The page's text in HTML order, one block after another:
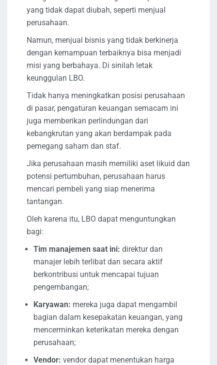
yang tidak dapat diubah, seperti menjual
perusahaan.
Namun, menjual bisnis yang tidak berkinerja
dengan kemampuan terbaiknya bisa menjadi
misi yang berbahaya. Di sinilah letak
keunggulan LBO.
Tidak hanya meningkatkan posisi perusahaan
di pasar, pengaturan keuangan semacam ini
juga memberikan perlindungan dari
kebangkrutan yang akan berdampak pada
pemegang saham dan staf.
Jika perusahaan masih memiliki aset likuid dan
potensi pertumbuhan, perusahaan harus
mencari pembeli yang siap menerima
tantangan.
Oleh karena itu, LBO dapat menguntungkan
bagi:
Tim manajemen saat ini: direktur dan
manajer lebih terlibat dan secara aktif
berkontribusi untuk mencapai tujuan
pengembangan;
Karyawan: mereka juga dapat mengambil
bagian dalam kesepakatan keuangan, yang
mencerminkan keterikatan mereka dengan
perusahaan;
Vendor: vendor dapat menentukan harga